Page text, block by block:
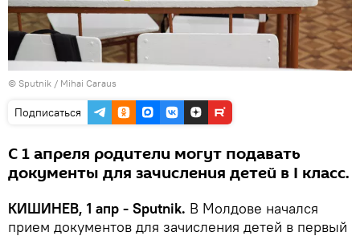
© Sputnik / Mihai Caraus
Подписаться
С 1 апреля родители могут подавать
документы для зачисления детей в I класс.
КИШИНЕВ, 1 апр - Sputnik. В Молдове начался
прием документов для зачисления детей в первый